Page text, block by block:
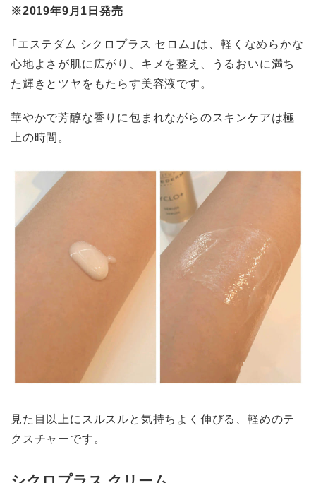
※2019年9月1日発売
「エステダム シクロプラス セロム」は、軽くなめらかな
心地よさが肌に広がり、キメを整え、うるおいに満ち
た輝きとツヤをもたらす美容液です。
華やかで芳醇な香りに包まれながらのスキンケアは極
上の時間。
見た目以上にスルスルと気持ちよく伸びる、軽めのテ
クスチャーです。